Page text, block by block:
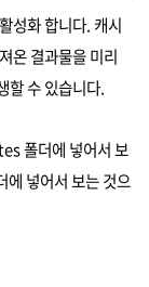
성화 합니다. 캐시
온 결과물을 미리
할 수 있습니다.
폴더에 넣어서 보
넣어서 보는 것으